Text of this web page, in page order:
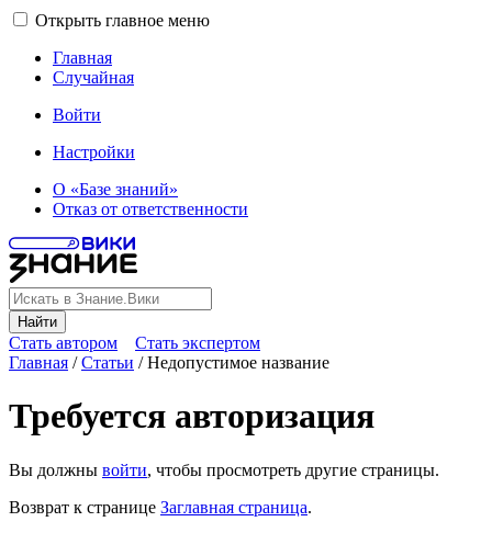
Открыть главное меню
Главная
Случайная
Войти
Настройки
О «Базе знаний»
Отказ от ответственности
Найти
Стать автором Стать экспертом
Главная /Статьи /Недопустимое название
Требуется авторизация
Вы должны войти, чтобы просмотреть другие страницы.
Возврат к странице Заглавная страница.